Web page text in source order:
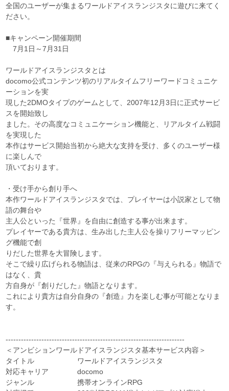
全国のユーザーが集まるワールドアイスランジスタに遊びに来てく
ださい。
■キャンペーン開催期間
7月1日～7月31日
ワールドアイスランジスタとは
docomo公式コンテンツ初のリアルタイムフリーワードコミュニケ
ーションを実
現した2DMOタイプのゲームとして、2007年12月3日に正式サービ
スを開始致し
ました。その高度なコミュニケーション機能と、リアルタイム戦闘
を実現した
本作はサービス開始当初から絶大な支持を受け、多くのユーザー様
に楽しんで
頂いております。
・受け手から創り手へ
本作ワールドアイスランジスタでは、プレイヤーは小説家として物
語の舞台や
主人公といった『世界』を自由に創造する事が出来ます。
プレイヤーである貴方は、生み出した主人公を操りフリーマッピン
グ機能で創
りだした世界を大冒険します。
そこで繰り広げられる物語は、従来のRPGの『与えられる』物語で
はなく、貴
方自身が『創りだした』物語となります。
これにより貴方は自分自身の『創造』力を楽しむ事が可能となりま
す。
----------------------------------------------------------------------
＜アンビションワールドアイスランジスタ基本サービス内容＞
タイトル ワールドアイスランジスタ
対応キャリア docomo
ジャンル 携帯オンラインRPG